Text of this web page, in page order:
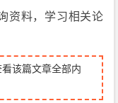
资料，学习相关论
该篇文章全部内